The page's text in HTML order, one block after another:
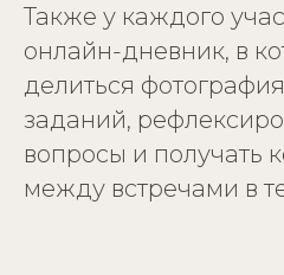
Также у каждого
онлайн-дневник, в
делиться
заданий,
вопросы и получать
между встречами в